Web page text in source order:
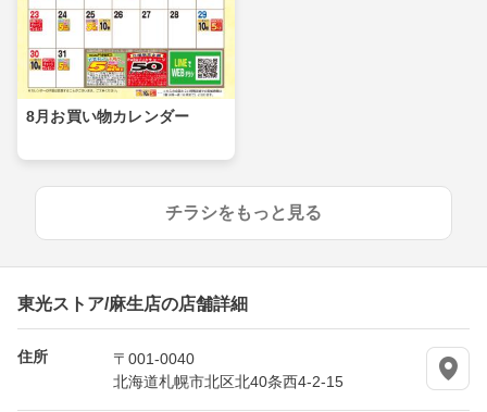
8月お買い物カレンダー
チラシをもっと見る
東光ストア/麻生店の店舗詳細
住所
〒001-0040
北海道札幌市北区北40条西4-2-15